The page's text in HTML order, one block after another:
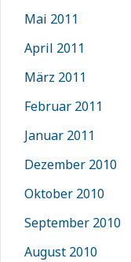
Mai 2011
April 2011
März 2011
Februar 2011
Januar 2011
Dezember 2010
Oktober 2010
September 2010
August 2010